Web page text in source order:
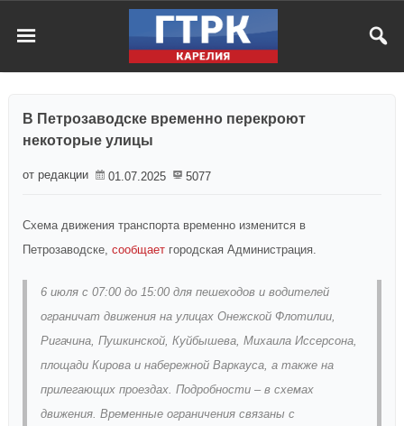
В Петрозаводске временно перекроют
некоторые улицы
от редакции 01.07.2025 5077
Схема движения транспорта временно изменится в
Петрозаводске, сообщает городская Администрация.
6 июля с 07:00 до 15:00 для пешеходов и водителей
ограничат движения на улицах Онежской Флотилии,
Ригачина, Пушкинской, Куйбышева, Михаила Иссерсона,
площади Кирова и набережной Варкауса, а также на
прилегающих проездах. Подробности – в схемах
движения. Временные ограничения связаны с